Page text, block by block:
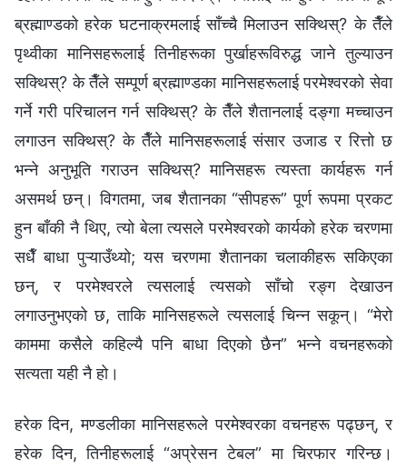
ब्रह्माण्डको हरेक घटनाक्रमलाई साँच्‍चै मिलाउन सक्थिस्? के तैँले
पृथ्वीका मानिसहरूलाई तिनीहरूका पुर्खाहरूविरुद्ध जाने तुल्याउन
सक्थिस्? के तैँले सम्पूर्ण ब्रह्माण्डका मानिसहरूलाई परमेश्‍वरको सेवा
गर्ने गरी परिचालन गर्न सक्थिस्? के तैँले शैतानलाई दङ्गा मच्चाउन
लगाउन सक्थिस्? के तैँले मानिसहरूलाई संसार उजाड र रित्तो छ
भन्‍ने अनुभूति गराउन सक्थिस्? मानिसहरू त्यस्ता कार्यहरू गर्न
असमर्थ छन्। विगतमा, जब शैतानका “सीपहरू” पूर्ण रूपमा प्रकट
हुन बाँकी नै थिए, त्यो बेला त्यसले परमेश्‍वरको कार्यको हरेक चरणमा
सधैँ बाधा पुऱ्याउँथ्यो; यस चरणमा शैतानका चलाकीहरू सकिएका
छन्, र परमेश्‍वरले त्यसलाई त्यसको साँचो रङ्ग देखाउन
लगाउनुभएको छ, ताकि मानिसहरूले त्यसलाई चिन्‍न सकून्। “मेरो
काममा कसैले कहिल्यै पनि बाधा दिएको छैन” भन्‍ने वचनहरूको
सत्यता यही नै हो।
हरेक दिन, मण्डलीका मानिसहरूले परमेश्‍वरका वचनहरू पढ्छन्, र
हरेक दिन, तिनीहरूलाई “अप्रेसन टेबल” मा चिरफार गरिन्छ।